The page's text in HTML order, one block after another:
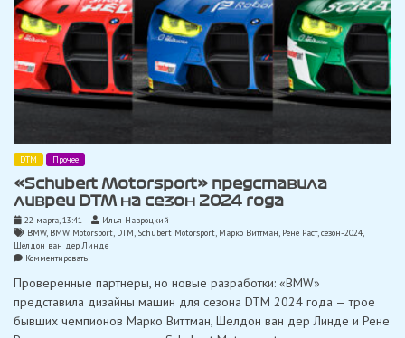
DTM Прочее
«Schubert Motorsport» представила
ливреи DTM на сезон 2024 года
22 марта, 13:41
Илья Навроцкий
BMW, BMW Motorsport DTM Schubert Motorsport Марко Виттман Рене Раст, сезон-2024
Шелдон ван дер Линде
Комментироватьon
Motorsport»
ливреи
DTM
Проверенные партнеры, но новые разработки: «BMW»
представила дизайны машин для сезона DTM 2024 года — трое
бывших чемпионов Марко Виттман, Шелдон ван дер Линде и Рене